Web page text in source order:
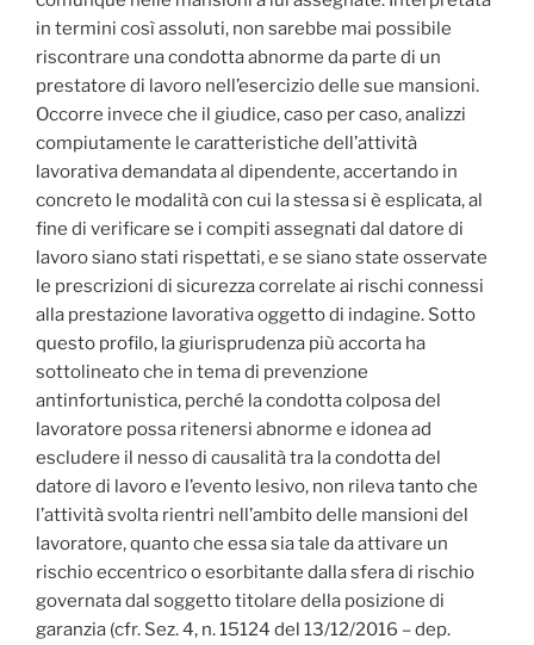
in termini così assoluti, non sarebbe mai possibile
riscontrare una condotta abnorme da parte di un
prestatore di lavoro nell’esercizio delle sue mansioni.
Occorre invece che il giudice, caso per caso, analizzi
compiutamente le caratteristiche dell’attività
lavorativa demandata al dipendente, accertando in
concreto le modalità con cui la stessa si è esplicata, al
fine di verificare se i compiti assegnati dal datore di
lavoro siano stati rispettati, e se siano state osservate
le prescrizioni di sicurezza correlate ai rischi connessi
alla prestazione lavorativa oggetto di indagine. Sotto
questo profilo, la giurisprudenza più accorta ha
sottolineato che in tema di prevenzione
antinfortunistica, perché la condotta colposa del
lavoratore possa ritenersi abnorme e idonea ad
escludere il nesso di causalità tra la condotta del
datore di lavoro e l’evento lesivo, non rileva tanto che
l’attività svolta rientri nell’ambito delle mansioni del
lavoratore, quanto che essa sia tale da attivare un
rischio eccentrico o esorbitante dalla sfera di rischio
governata dal soggetto titolare della posizione di
garanzia (cfr. Sez. 4, n. 15124 del 13/12/2016 – dep.